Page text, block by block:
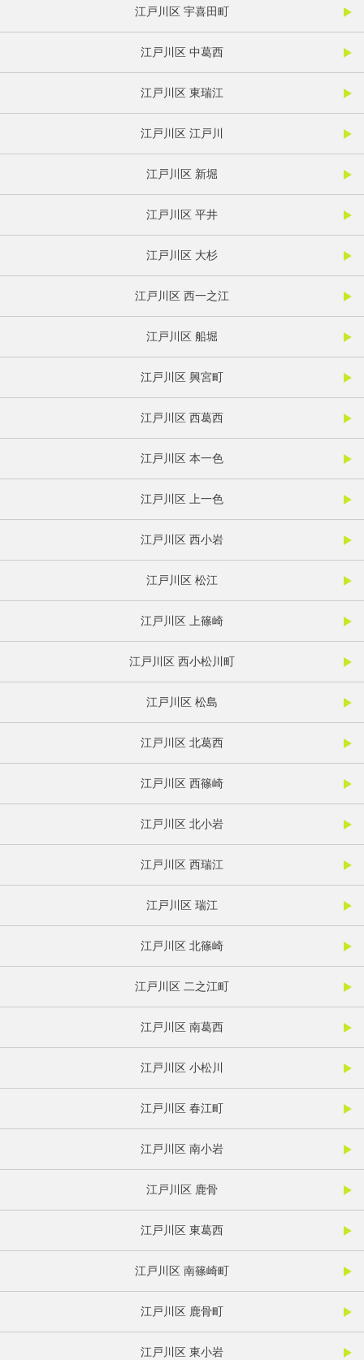
江戸川区 宇喜田町
江戸川区 中葛西
江戸川区 東瑞江
江戸川区 江戸川
江戸川区 新堀
江戸川区 平井
江戸川区 大杉
江戸川区 西一之江
江戸川区 船堀
江戸川区 興宮町
江戸川区 西葛西
江戸川区 本一色
江戸川区 上一色
江戸川区 西小岩
江戸川区 松江
江戸川区 上篠崎
江戸川区 西小松川町
江戸川区 松島
江戸川区 北葛西
江戸川区 西篠崎
江戸川区 北小岩
江戸川区 西瑞江
江戸川区 瑞江
江戸川区 北篠崎
江戸川区 二之江町
江戸川区 南葛西
江戸川区 小松川
江戸川区 春江町
江戸川区 南小岩
江戸川区 鹿骨
江戸川区 東葛西
江戸川区 南篠崎町
江戸川区 鹿骨町
江戸川区 東小岩